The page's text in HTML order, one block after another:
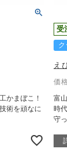
かまぼこ！
術を頑なに
受
ク
え
価格
富
時
守